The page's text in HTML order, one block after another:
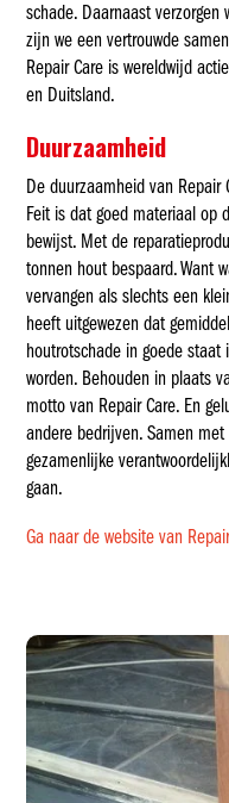
schade. Daarnaast verzorgen
zijn we een vertrouwde
Repair Care is wereldwijd
en Duitsland.
Duurzaamheid
De duurzaamheid van
Feit is dat goed materiaal op
bewijst. Met de
tonnen hout bespaard. Want
vervangen als slechts een
heeft uitgewezen dat
houtrotschade in goede
worden. Behouden in plaats
motto van Repair Care. En
andere bedrijven. Samen
gezamenlijke
gaan.
Ga naar de website van